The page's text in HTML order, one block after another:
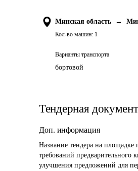
Минская область →
Кол-во машин: 1
Варианты транспорта
бортовой
Тендерная
Доп. информация
Название тендера на площадке
требований предварительного
улучшения предложений для